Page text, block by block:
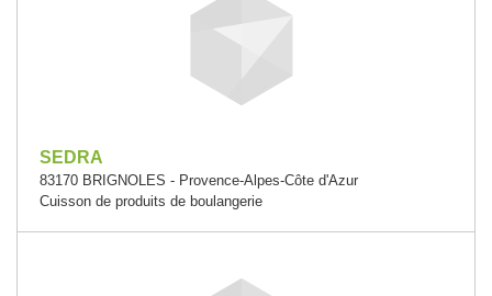
SEDRA
83170 BRIGNOLES - Provence-Alpes-Côte d'Azur
Cuisson de produits de boulangerie